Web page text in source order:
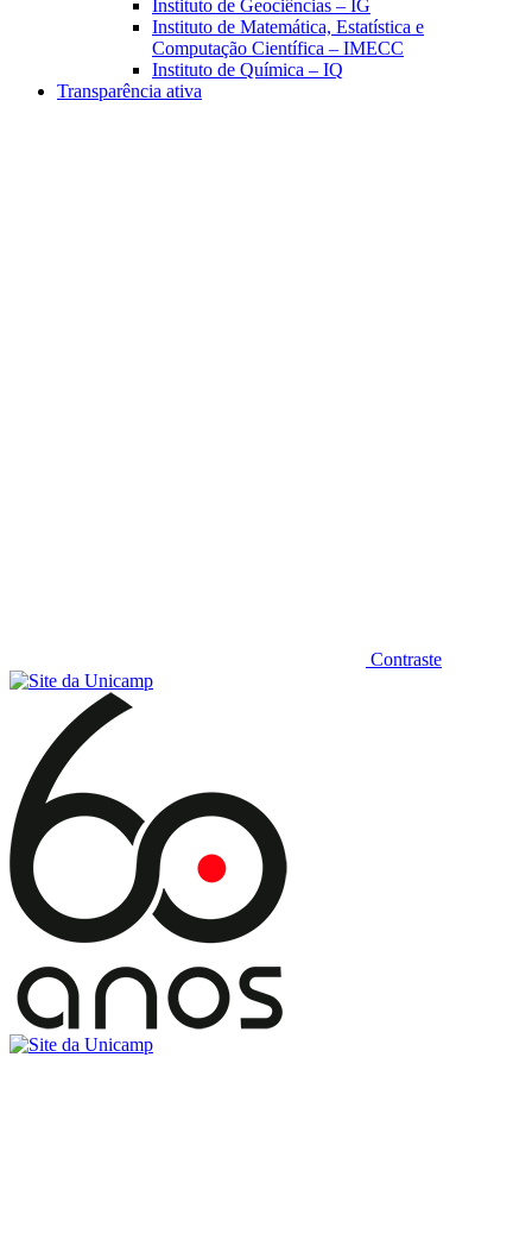
Instituto de Geociências – IG
Instituto de Matemática, Estatística e
Computação Científica – IMECC
Instituto de Química – IQ
Transparência ativa
Contraste